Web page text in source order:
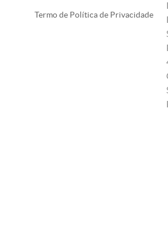
Termo de Política de Privacidade